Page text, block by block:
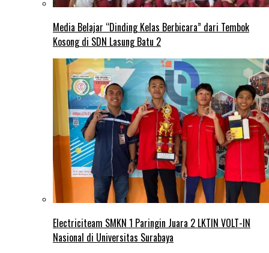
Media Belajar “Dinding Kelas Berbicara” dari Tembok
Kosong di SDN Lasung Batu 2
Electriciteam SMKN 1 Paringin Juara 2 LKTIN VOLT-IN
Nasional di Universitas Surabaya